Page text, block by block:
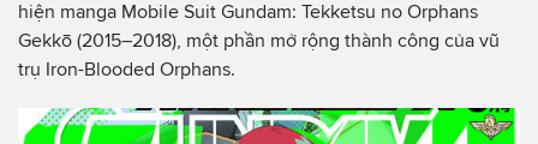
hiện manga Mobile Suit Gundam: Tekketsu no Orphans
Gekkō (2015–2018), một phần mở rộng thành công của vũ
trụ Iron-Blooded Orphans.